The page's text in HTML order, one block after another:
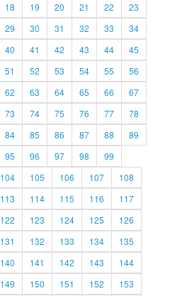
18 19 20 21 22
23
29 30 31 32 33
34
40 41 42 43 44
45
51 52 53 54 55
56
62 63 64 65 66
67
73 74 75 76 77
78
84 85 86 87 88
89
95 96 97 98
99
104 105 106 107
108
113 114 115 116
117
122 123 124 125
126
131 132 133 134
135
140 141 142 143
144
149 150 151 152
153